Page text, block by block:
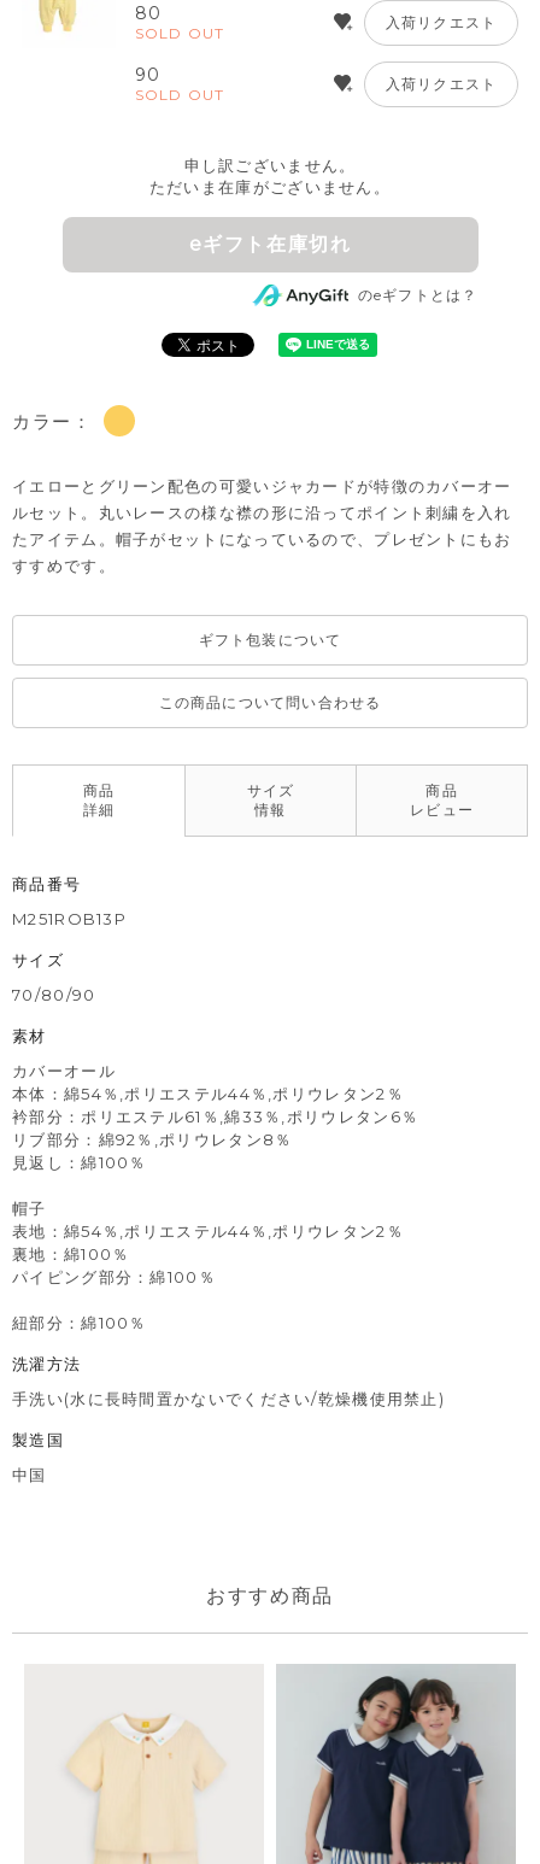
80
SOLD OUT
入荷リクエスト
90
SOLD OUT
入荷リクエスト
申し訳ございません。
ただいま在庫がございません。
eギフト在庫切れ
のeギフトとは？
カラー：
イエローとグリーン配色の可愛いジャカードが特徴のカバーオー
ルセット。丸いレースの様な襟の形に沿ってポイント刺繍を入れ
たアイテム。帽子がセットになっているので、プレゼントにもお
すすめです。
ギフト包装について
この商品について問い合わせる
商品
詳細
サイズ
情報
商品
レビュー
商品番号
M251ROB13P
サイズ
70/80/90
素材
カバーオール
本体：綿54％,ポリエステル44％,ポリウレタン2％
衿部分：ポリエステル61％,綿33％,ポリウレタン6％
リブ部分：綿92％,ポリウレタン8％
見返し：綿100％
帽子
表地：綿54％,ポリエステル44％,ポリウレタン2％
裏地：綿100％
パイピング部分：綿100％
紐部分：綿100％
洗濯方法
手洗い(水に長時間置かないでください/乾燥機使用禁止)
製造国
中国
おすすめ商品